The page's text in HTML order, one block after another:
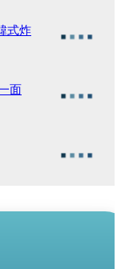
式炸
面